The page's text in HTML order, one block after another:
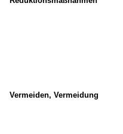
Vermeiden, Vermeidung